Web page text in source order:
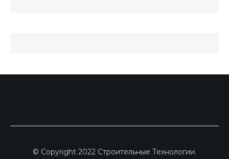
© Copyright 2022 Строительные Технологии.